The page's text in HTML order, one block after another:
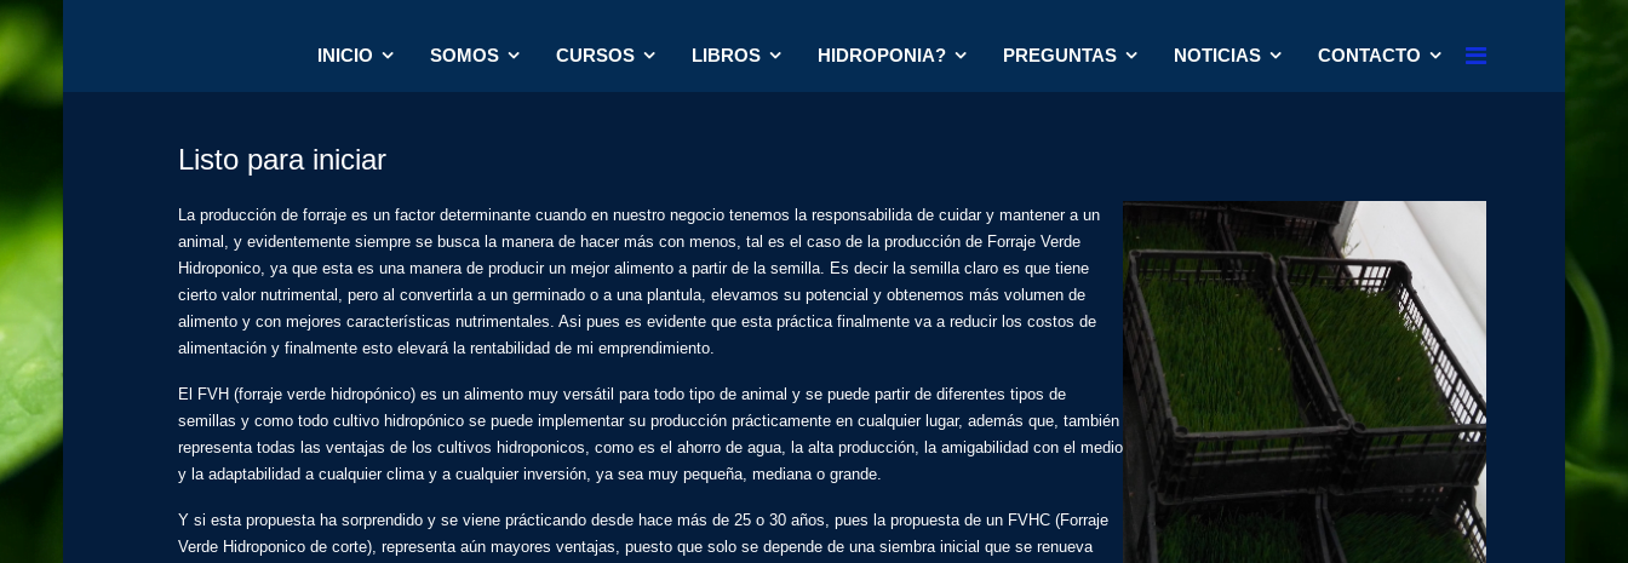
INICIO SOMOS CURSOS LIBROS HIDROPONIA? PREGUNTAS NOTICIAS CONTACTO
Listo para iniciar
La producción de forraje es un factor determinante cuando en nuestro negocio tenemos la responsabilida de cuidar y mantener a un
animal, y evidentemente siempre se busca la manera de hacer más con menos, tal es el caso de la producción de Forraje Verde
Hidroponico, ya que esta es una manera de producir un mejor alimento a partir de la semilla. Es decir la semilla claro es que tiene
cierto valor nutrimental, pero al convertirla a un germinado o a una plantula, elevamos su potencial y obtenemos más volumen de
alimento y con mejores características nutrimentales. Asi pues es evidente que esta práctica finalmente va a reducir los costos de
alimentación y finalmente esto elevará la rentabilidad de mi emprendimiento.
El FVH (forraje verde hidropónico) es un alimento muy versátil para todo tipo de animal y se puede partir de diferentes tipos de
semillas y como todo cultivo hidropónico se puede implementar su producción prácticamente en cualquier lugar, además que, también
representa todas las ventajas de los cultivos hidroponicos, como es el ahorro de agua, la alta producción, la amigabilidad con el medio
y la adaptabilidad a cualquier clima y a cualquier inversión, ya sea muy pequeña, mediana o grande.
Y si esta propuesta ha sorprendido y se viene prácticando desde hace más de 25 o 30 años, pues la propuesta de un FVHC (Forraje
Verde Hidroponico de corte), representa aún mayores ventajas, puesto que solo se depende de una siembra inicial que se renueva